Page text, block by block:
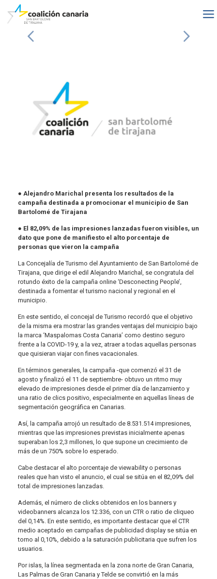
● Alejandro Marichal presenta los resultados de la
campaña destinada a promocionar el municipio de San
Bartolomé de Tirajana
● El 82,09% de las impresiones lanzadas fueron visibles, un
dato que pone de manifiesto el alto porcentaje de
personas que vieron la campaña
La Concejalía de Turismo del Ayuntamiento de San Bartolomé de
Tirajana, que dirige el edil Alejandro Marichal, se congratula del
rotundo éxito de la campaña online ‘Desconecting People’,
destinada a fomentar el turismo nacional y regional en el
municipio.
En este sentido, el concejal de Turismo recordó que el objetivo
de la misma era mostrar las grandes ventajas del municipio bajo
la marca ‘Maspalomas Costa Canaria’ como destino seguro
frente a la COVID-19 y, a la vez, atraer a todas aquellas personas
que quisieran viajar con fines vacacionales.
En términos generales, la campaña -que comenzó el 31 de
agosto y finalizó el 11 de septiembre- obtuvo un ritmo muy
elevado de impresiones desde el primer día de lanzamiento y
una ratio de clics positivo, especialmente en aquellas líneas de
segmentación geográfica en Canarias.
Así, la campaña arrojó un resultado de 8.531.514 impresiones,
mientras que las impresiones previstas inicialmente apenas
superaban los 2,3 millones, lo que supone un crecimiento de
más de un 750% sobre lo esperado.
Cabe destacar el alto porcentaje de viewability o personas
reales que han visto el anuncio, el cual se sitúa en el 82,09% del
total de impresiones lanzadas.
Además, el número de clicks obtenidos en los banners y
videobanners alcanza los 12.336, con un CTR o ratio de cliqueo
del 0,14%. En este sentido, es importante destacar que el CTR
medio aceptado en campañas de publicidad display se sitúa en
torno al 0,10%, debido a la saturación publicitaria que sufren los
usuarios.
Por islas, la línea segmentada en la zona norte de Gran Canaria,
Las Palmas de Gran Canaria y Telde se convirtió en la más